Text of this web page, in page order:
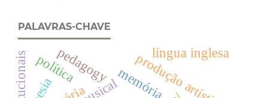
PALAVRAS-CHAVE
memória
produção artística
pedagogy
política língua inglesa